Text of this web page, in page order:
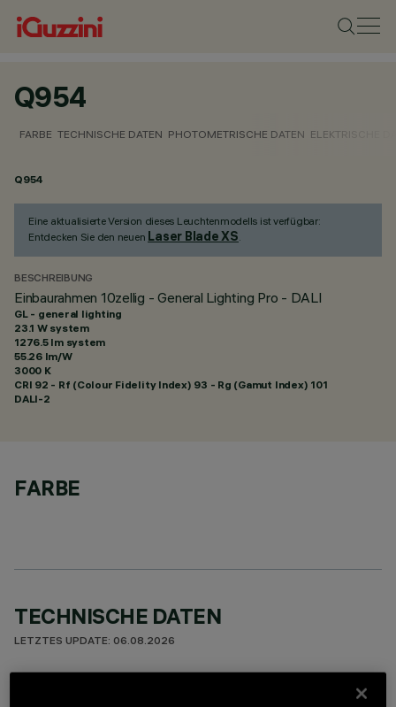
Q954
FARBE TECHNISCHE DATEN PHOTOMETRISCHE DATEN ELEKTRISCHE
Q954
Eine aktualisierte Version dieses Leuchtenmodells ist verfügbar:
Entdecken Sie den neuen Laser Blade XS.
BESCHREIBUNG
Einbaurahmen 10zellig - General Lighting Pro - DALI
GL - general lighting
23.1 W system
1276.5 lm system
55.26 lm/W
3000 K
CRI 92 - Rf (Colour Fidelity Index) 93 - Rg (Gamut Index) 101
DALI-2
FARBE
TECHNISCHE DATEN
LETZTES UPDATE: 06.08.2026